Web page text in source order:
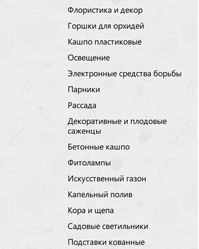
Флористика и декор
Горшки для орхидей
Кашпо пластиковые
Освещение
Электронные средства борьбы
Парники
Рассада
Декоративные и плодовые
саженцы
Бетонные кашпо
Фитолампы
Искусственный газон
Капельный полив
Кора и щепа
Садовые светильники
Подставки кованные